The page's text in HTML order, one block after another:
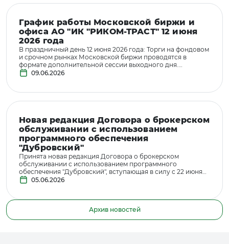
График работы Московской биржи и
офиса АО "ИК "РИКОМ-ТРАСТ" 12 июня
2026 года
В праздничный день 12 июня 2026 года: Торги на фондовом
и срочном рынках Московской биржи проводятся в
формате дополнительной сессии выходного дня.
Подробнее на сайте Московской биржи; Клиентский
09.06.2026
Новая редакция Договора о брокерском
обслуживании с использованием
программного обеспечения
"Дубровский"
Принята новая редакция Договора о брокерском
обслуживании с использованием программного
обеспечения "Дубровский", вступающая в силу с 22 июня
2026 года.
05.06.2026
Архив новостей